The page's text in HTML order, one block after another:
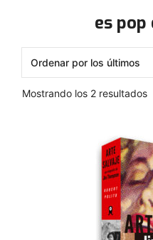
es pop
Mostrando los 2 resultados